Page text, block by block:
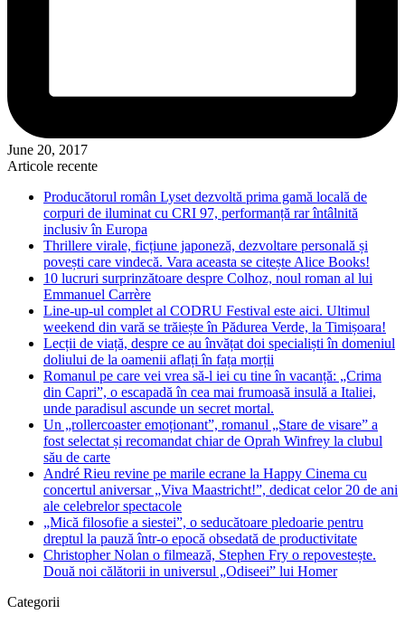
June 20, 2017
Articole recente
Producătorul român Lyset dezvoltă prima gamă locală de
corpuri de iluminat cu CRI 97, performanță rar întâlnită
inclusiv în Europa
Thrillere virale, ficțiune japoneză, dezvoltare personală și
povești care vindecă. Vara aceasta se citește Alice Books!
10 lucruri surprinzătoare despre Colhoz, noul roman al lui
Emmanuel Carrère
Line-up-ul complet al CODRU Festival este aici. Ultimul
weekend din vară se trăiește în Pădurea Verde, la Timișoara!
Lecții de viață, despre ce au învățat doi specialiști în domeniul
doliului de la oamenii aflați în fața morții
Romanul pe care vei vrea să-l iei cu tine în vacanță: „Crima
din Capri”, o escapadă în cea mai frumoasă insulă a Italiei,
unde paradisul ascunde un secret mortal.
Un „rollercoaster emoționant”, romanul „Stare de visare” a
fost selectat și recomandat chiar de Oprah Winfrey la clubul
său de carte
André Rieu revine pe marile ecrane la Happy Cinema cu
concertul aniversar „Viva Maastricht!”, dedicat celor 20 de ani
ale celebrelor spectacole
„Mică filosofie a siestei”, o seducătoare pledoarie pentru
dreptul la pauză într-o epocă obsedată de productivitate
Christopher Nolan o filmează, Stephen Fry o repovestește.
Două noi călătorii in universul „Odiseei” lui Homer
Categorii